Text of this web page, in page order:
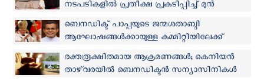
നടപടികളില്‍ പ്രതീക്ഷ പ്രകടിപ്പിച്ച് മുന്‍
സെക്രട്ടറി ആർച്ച് ബിഷപ്പ് ജോർജ്
ഗാന്‍സ്വെയിന്‍
ബെനഡിക്ട് പാപ്പയുടെ ജന്മശതാബ്ദി
ആഘോഷങ്ങൾക്കായുള്ള കമ്മിറ്റിയിലേക്ക്
മലയാളി വൈദികന്‍
രക്തരൂക്ഷിതമായ ആക്രമണങ്ങള്‍; കെനിയന്‍
താഴ്‌വരയില്‍ ബെനഡിക്ടൻ സന്യാസിനികൾ